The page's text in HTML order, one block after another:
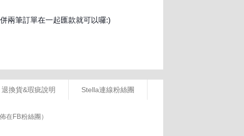
退換貨&瑕疵說明 Stella連線粉絲團
在FB粉絲團）